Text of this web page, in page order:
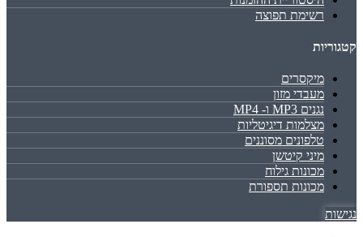
רשימת תפוצה
קטגוריות
מיקסרים
מעבדי מזון
נגנים MP3 ו- MP4
מצלמות דיגיטליות
טלפונים מסוננים
מיני קיטשן
מכונות גילוח
מכונות תספורת
נגישות